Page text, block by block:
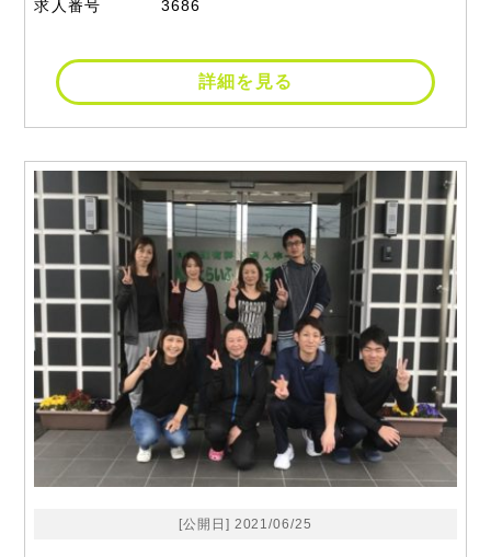
求人番号 3686
詳細を見る
[公開日] 2021/06/25